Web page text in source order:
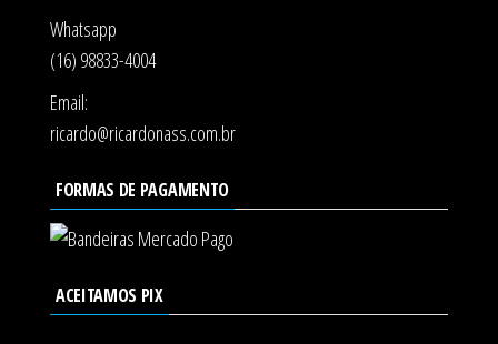
Whatsapp
(16) 98833-4004
Email:
ricardo@ricardonass.com.br
FORMAS DE PAGAMENTO
ACEITAMOS PIX